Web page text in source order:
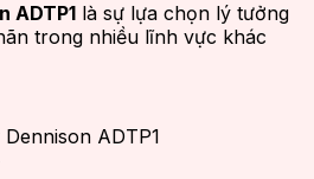
ADTP1 là sự lựa chọn lý tưởng
trong nhiều lĩnh vực khác
ADTP1